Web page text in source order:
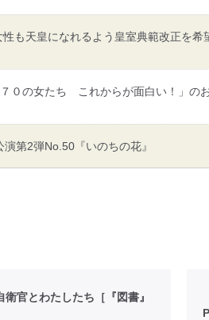
も天皇になれるよう皇室典範改正を希
０の女たち これからが面白い！」の
第2弾No.50『いのちの花』
官とわたしたち［『図書』